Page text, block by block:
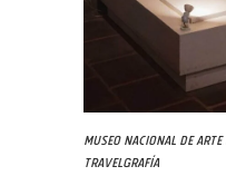
Museo Nacional de
Travelgrafía